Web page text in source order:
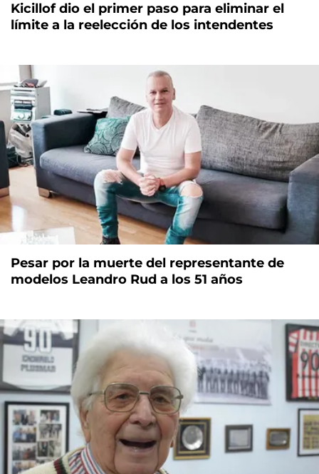
Kicillof dio el primer paso para eliminar el
límite a la reelección de los intendentes
Pesar por la muerte del representante de
modelos Leandro Rud a los 51 años